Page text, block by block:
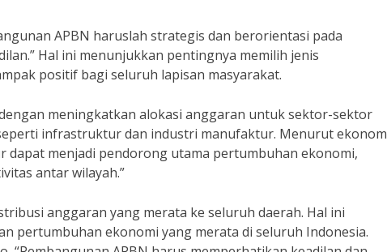
APBN haruslah strategis dan berorientasi pada
Hal ini menunjukkan pentingnya memilih jenis
positif bagi seluruh lapisan masyarakat.
meningkatkan alokasi anggaran untuk sektor-sektor
infrastruktur dan industri manufaktur. Menurut ekonom
dapat menjadi pendorong utama pertumbuhan ekonomi,
antar wilayah.”
anggaran yang merata ke seluruh daerah. Hal ini
pertumbuhan ekonomi yang merata di seluruh Indonesia.